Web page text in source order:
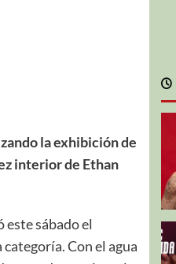
la exhibición de
interior de Ethan
este sábado el
Con el agua